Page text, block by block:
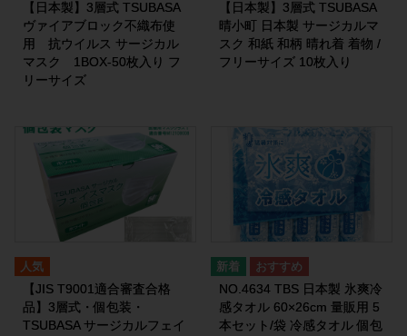
【日本製】3層式 TSUBASA
ヴァイアブロック不織布使
用 抗ウイルス サージカル
マスク 1BOX-50枚入り フ
リーサイズ
【日本製】3層式 TSUBASA
晴小町 日本製 サージカルマ
スク 和紙 和柄 晴れ着 着物 /
フリーサイズ 10枚入り
人気
【JIS T9001適合審査合格
品】3層式・個包装・
TSUBASA サージカルフェイ
NO.4634 TBS 日本製 氷爽冷
感タオル 60×26cm 量販用 5
本セット/袋 冷感タオル 個包